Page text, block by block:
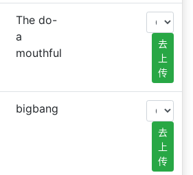
The do-
a
mouthful
去
上
传
bigbang
去
上
传